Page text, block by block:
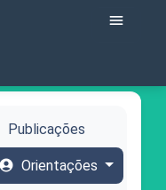
menu
Publicações
account_circle Orientações